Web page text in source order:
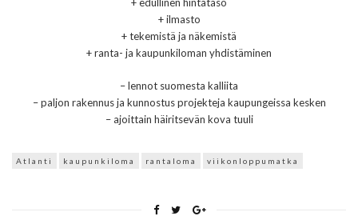
+ ilmasto
+ tekemistä ja näkemistä
+ ranta- ja kaupunkiloman yhdistäminen
– lennot suomesta kalliita
– paljon rakennus ja kunnostus projekteja kaupungeissa kesken
– ajoittain häiritsevän kova tuuli
Atlanti kaupunkiloma rantaloma viikonloppumatka